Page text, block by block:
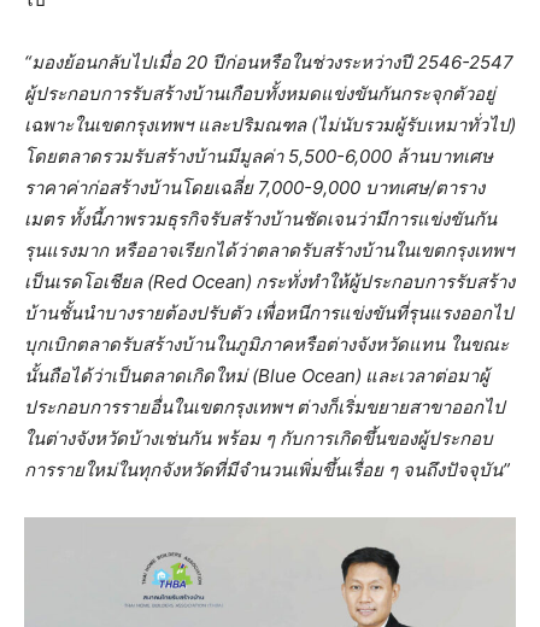
“มองย้อนกลับไปเมื่อ 20 ปีก่อนหรือในช่วงระหว่างปี 2546-2547
ผู้ประกอบการรับสร้างบ้านเกือบทั้งหมดแข่งขันกันกระจุกตัวอยู่
เฉพาะในเขตกรุงเทพฯ และปริมณฑล (ไม่นับรวมผู้รับเหมาทั่วไป)
โดยตลาดรวมรับสร้างบ้านมีมูลค่า 5,500-6,000 ล้านบาทเศษ
ราคาค่าก่อสร้างบ้านโดยเฉลี่ย 7,000-9,000 บาทเศษ/ตาราง
เมตร ทั้งนี้ภาพรวมธุรกิจรับสร้างบ้านชัดเจนว่ามีการแข่งขันกัน
รุนแรงมาก หรืออาจเรียกได้ว่าตลาดรับสร้างบ้านในเขตกรุงเทพฯ
เป็นเรดโอเชียล (Red Ocean) กระทั่งทำให้ผู้ประกอบการรับสร้าง
บ้านชั้นนำบางรายต้องปรับตัว เพื่อหนีการแข่งขันที่รุนแรงออกไป
บุกเบิกตลาดรับสร้างบ้านในภูมิภาคหรือต่างจังหวัดแทน ในขณะ
นั้นถือได้ว่าเป็นตลาดเกิดใหม่ (Blue Ocean) และเวลาต่อมาผู้
ประกอบการรายอื่นในเขตกรุงเทพฯ ต่างก็เริ่มขยายสาขาออกไป
ในต่างจังหวัดบ้างเช่นกัน พร้อม ๆ กับการเกิดขึ้นของผู้ประกอบ
การรายใหม่ในทุกจังหวัดที่มีจำนวนเพิ่มขึ้นเรื่อย ๆ จนถึงปัจจุบัน”